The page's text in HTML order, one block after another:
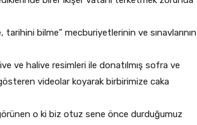
bilme” mecburiyetlerinin ve sınavlarının
ve halive resimleri ile donatılmış sofra ve
videolar koyarak birbirimize caka
o ki biz otuz sene önce durduğumuz